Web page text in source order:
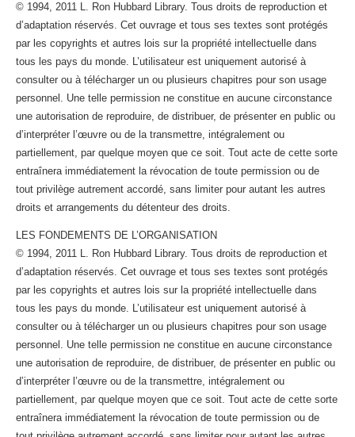
© 1994, 2011 L. Ron Hubbard Library. Tous droits de reproduction et
d’adaptation réservés. Cet ouvrage et tous ses textes sont protégés
par les copyrights et autres lois sur la propriété intellectuelle dans
tous les pays du monde. L’utilisateur est uniquement autorisé à
consulter ou à télécharger un ou plusieurs chapitres pour son usage
personnel. Une telle permission ne constitue en aucune circonstance
une autorisation de reproduire, de distribuer, de présenter en public ou
d’interpréter l’œuvre ou de la transmettre, intégralement ou
partiellement, par quelque moyen que ce soit. Tout acte de cette sorte
entraînera immédiatement la révocation de toute permission ou de
tout privilège autrement accordé, sans limiter pour autant les autres
droits et arrangements du détenteur des droits.
LES FONDEMENTS DE L’ORGANISATION
© 1994, 2011 L. Ron Hubbard Library. Tous droits de reproduction et
d’adaptation réservés. Cet ouvrage et tous ses textes sont protégés
par les copyrights et autres lois sur la propriété intellectuelle dans
tous les pays du monde. L’utilisateur est uniquement autorisé à
consulter ou à télécharger un ou plusieurs chapitres pour son usage
personnel. Une telle permission ne constitue en aucune circonstance
une autorisation de reproduire, de distribuer, de présenter en public ou
d’interpréter l’œuvre ou de la transmettre, intégralement ou
partiellement, par quelque moyen que ce soit. Tout acte de cette sorte
entraînera immédiatement la révocation de toute permission ou de